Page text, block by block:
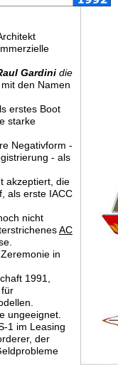
Gardini die
mit den Namen
erstes Boot
starke
Negativform -
- als
akzeptiert, die
als erste IACC
nicht
AC
in
1991,
ungeeignet.
1 im Leasing
der